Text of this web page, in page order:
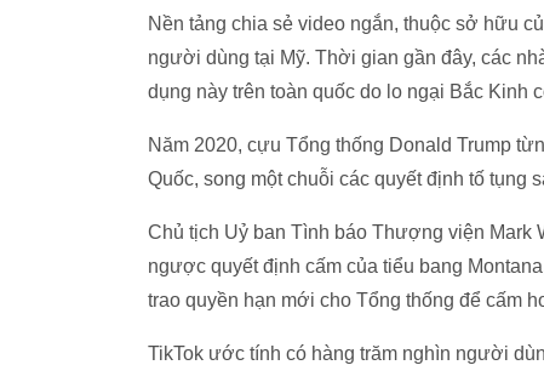
Nền tảng chia sẻ video ngắn, thuộc sở hữu
người dùng tại Mỹ. Thời gian gần đây, các
dụng này trên toàn quốc do lo ngại Bắc Kinh
Năm 2020, cựu Tổng thống Donald Trump
Quốc, song một chuỗi các quyết định tố tụng
Chủ tịch Uỷ ban Tình báo Thượng viện Mark
ngược quyết định cấm của tiểu bang
trao quyền hạn mới cho Tổng thống để cấm
TikTok ước tính có hàng trăm nghìn người